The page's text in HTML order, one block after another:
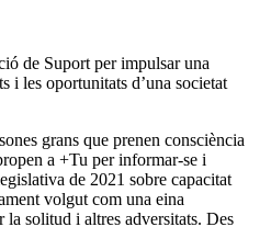
de Suport per impulsar una
i les oportunitats d’una societat
grans que prenen consciència
a +Tu per informar-se i
de 2021 sobre capacitat
volgut com una eina
solitud i altres adversitats. Des